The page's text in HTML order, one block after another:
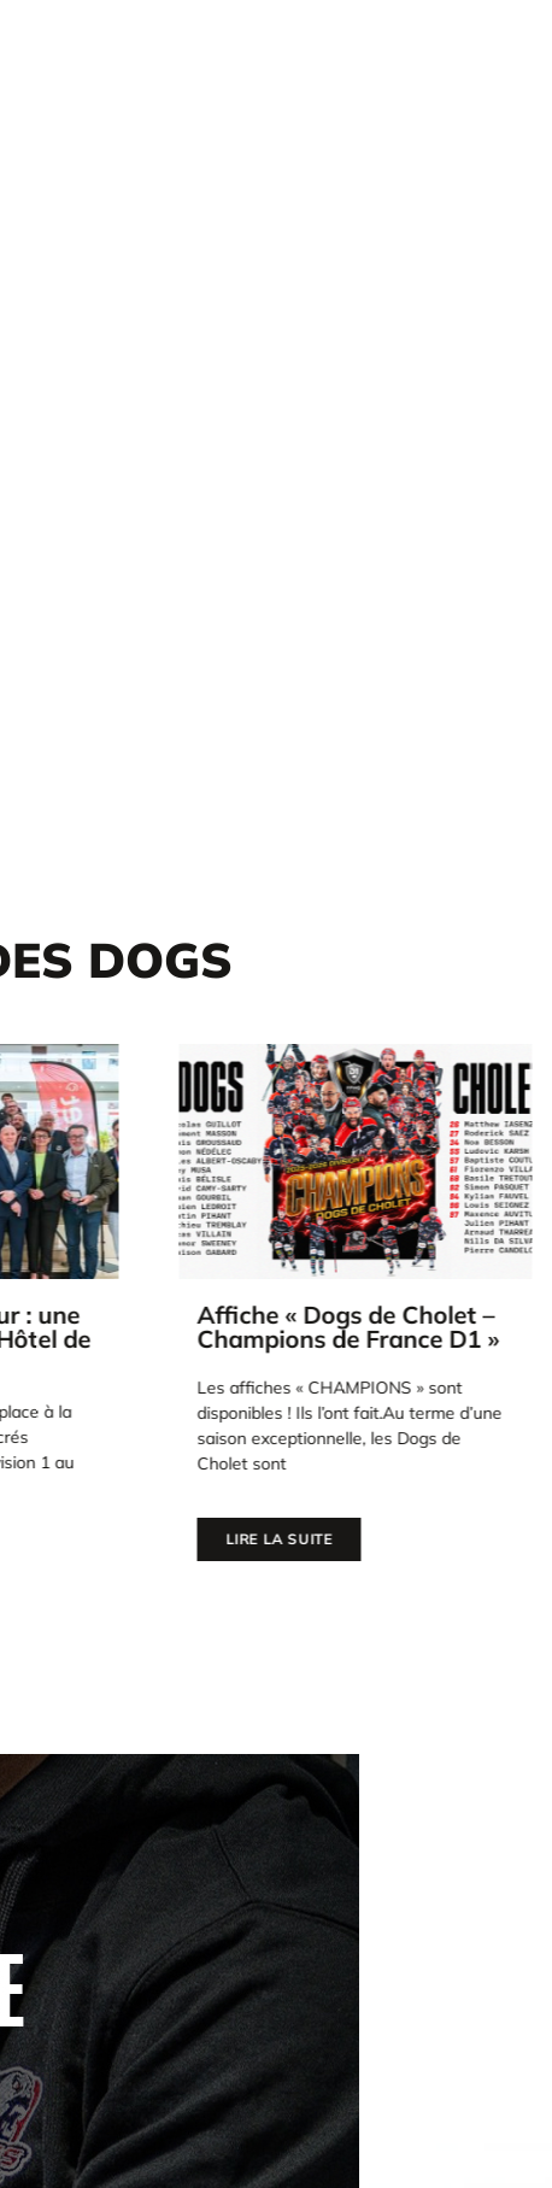
DOGS
–
D1 »
d’une
de
PO Finale. M5 – L’après-
match :
Les Dogs au
bout de la nuit : Cholet
sacré champion de France !
(2-3 AP)
Ils l’ont fait.Au terme d’un match 5